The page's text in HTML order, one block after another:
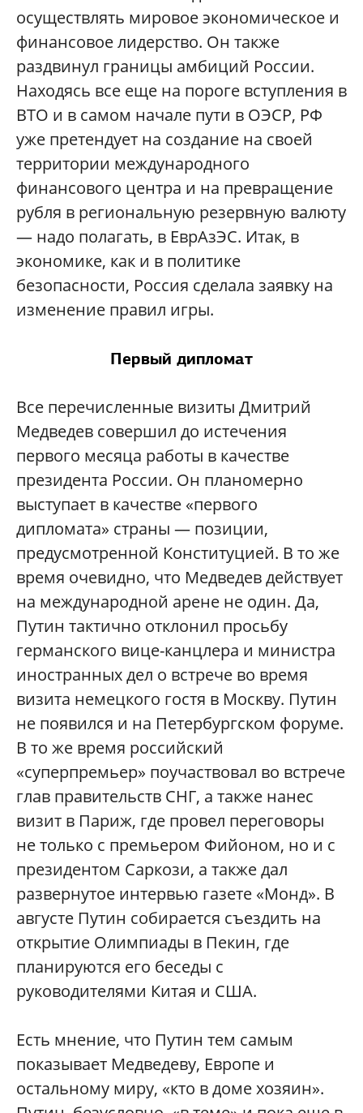
осуществлять мировое экономическое и
финансовое лидерство. Он также
раздвинул границы амбиций России.
Находясь все еще на пороге вступления в
ВТО и в самом начале пути в ОЭСР, РФ
уже претендует на создание на своей
территории международного
финансового центра и на превращение
рубля в региональную резервную валюту
— надо полагать, в ЕврАзЭС. Итак, в
экономике, как и в политике
безопасности, Россия сделала заявку на
изменение правил игры.
Первый дипломат
Все перечисленные визиты Дмитрий
Медведев совершил до истечения
первого месяца работы в качестве
президента России. Он планомерно
выступает в качестве «первого
дипломата» страны — позиции,
предусмотренной Конституцией. В то же
время очевидно, что Медведев действует
на международной арене не один. Да,
Путин тактично отклонил просьбу
германского вице-канцлера и министра
иностранных дел о встрече во время
визита немецкого гостя в Москву. Путин
не появился и на Петербургском форуме.
В то же время российский
«суперпремьер» поучаствовал во встрече
глав правительств СНГ, а также нанес
визит в Париж, где провел переговоры
не только с премьером Фийоном, но и с
президентом Саркози, а также дал
развернутое интервью газете «Монд». В
августе Путин собирается съездить на
открытие Олимпиады в Пекин, где
планируются его беседы с
руководителями Китая и США.
Есть мнение, что Путин тем самым
показывает Медведеву, Европе и
остальному миру, «кто в доме хозяин».